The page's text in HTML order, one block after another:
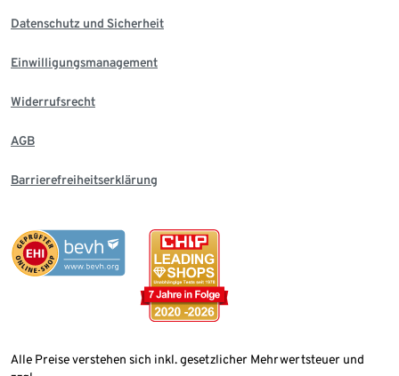
Datenschutz und Sicherheit
Einwilligungsmanagement
Widerrufsrecht
AGB
Barrierefreiheitserklärung
Alle Preise verstehen sich inkl. gesetzlicher Mehrwertsteuer und